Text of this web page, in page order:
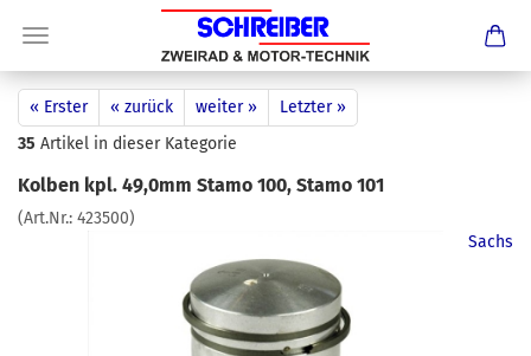
« Erster « zurück weiter »
Letzter »
35 Artikel in dieser Kategorie
Kolben kpl. 49,0mm Stamo 100, Stamo 101
(Art.Nr.: 423500)
Sachs